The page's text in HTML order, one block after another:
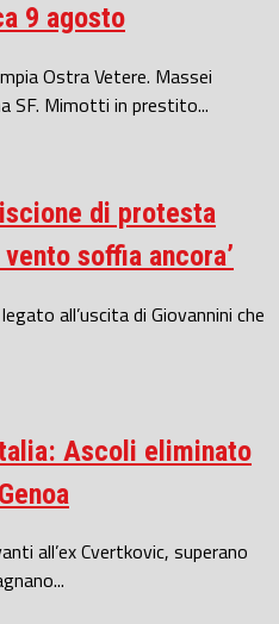
9 agosto
Ostra Vetere. Massei
SF. Mimotti in prestito...
di protesta
soffia ancora’
all’uscita di Giovannini che
Ascoli eliminato
all’ex Cvertkovic, superano